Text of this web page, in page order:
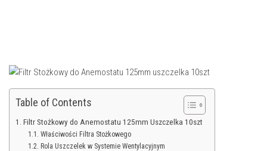
Table of Contents
Filtr Stożkowy do Anemostatu 125mm Uszczelka 10szt
Właściwości Filtra Stożkowego
Rola Uszczelek w Systemie Wentylacyjnym